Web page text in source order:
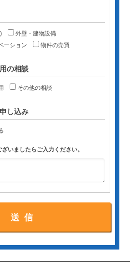
外壁・建物設備
ーション
物件の売買
の相談
その他の相談
し込み
いましたらご入力ください。